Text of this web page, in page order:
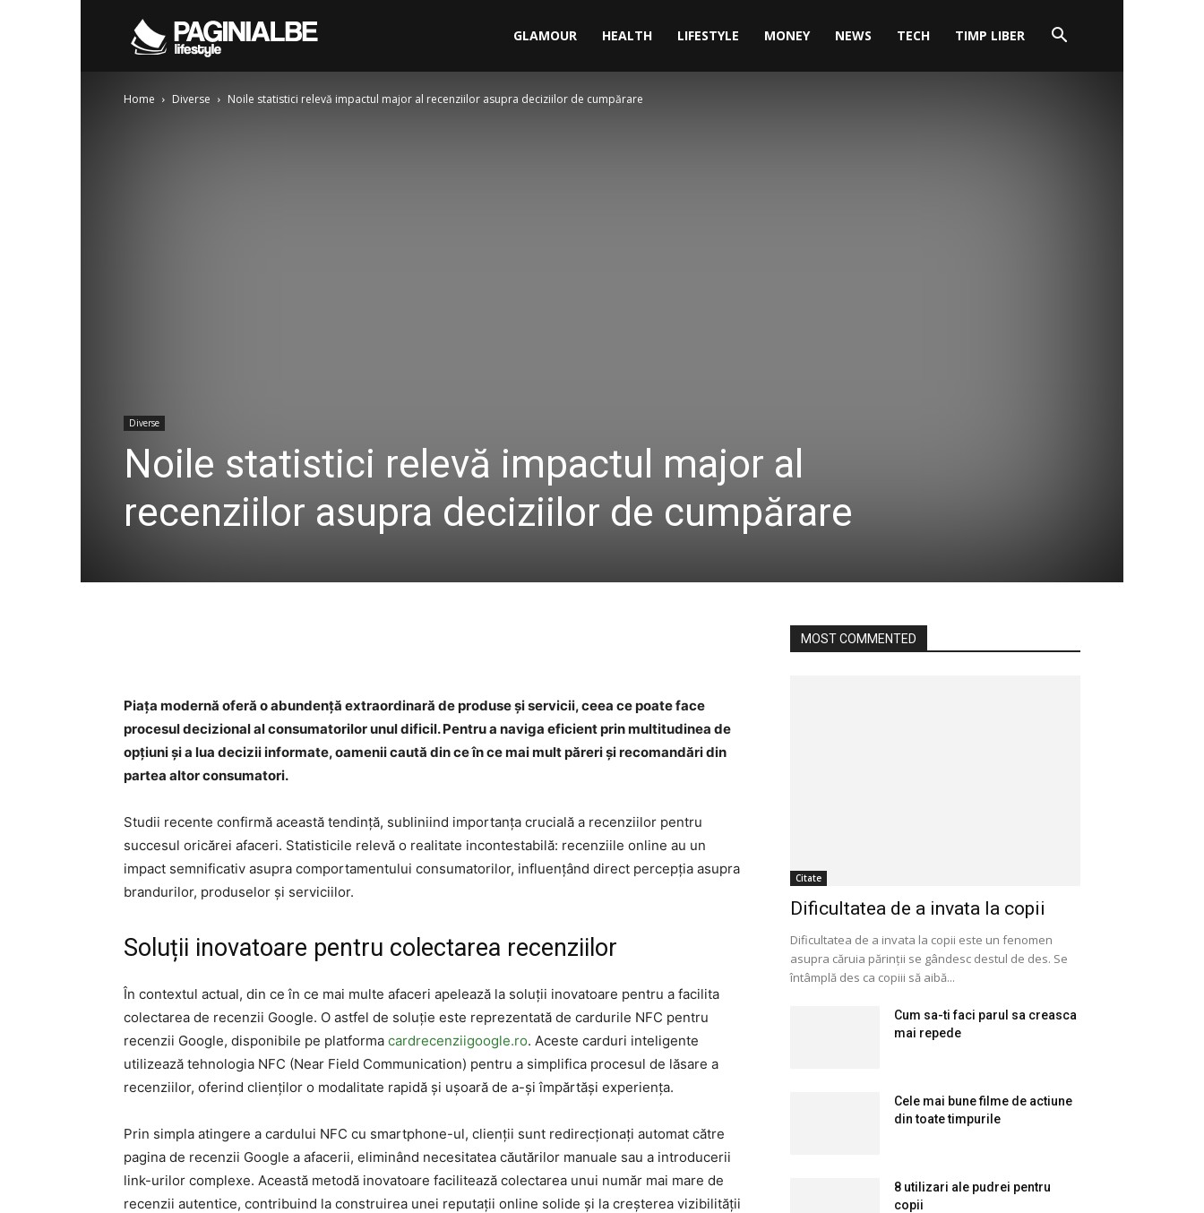
Albe
GLAMOUR HEALTH LIFESTYLE MONEY NEWS TECH TIMP LIBER
Home Diverse Noile statistici relevă impactul major al recenziilor asupra deciziilor de cumpărare
Diverse
Noile statistici relevă impactul major al
recenziilor asupra deciziilor de cumpărare
Piața modernă oferă o abundență extraordinară de produse și servicii, ceea ce poate face
procesul decizional al consumatorilor unul dificil. Pentru a naviga eficient prin multitudinea de
opțiuni și a lua decizii informate, oamenii caută din ce în ce mai mult păreri și recomandări din
partea altor consumatori.
Studii recente confirmă această tendință, subliniind importanța crucială a recenziilor pentru
succesul oricărei afaceri. Statisticile relevă o realitate incontestabilă: recenziile online au un
impact semnificativ asupra comportamentului consumatorilor, influențând direct percepția asupra
brandurilor, produselor și serviciilor.
Soluții inovatoare pentru colectarea recenziilor
În contextul actual, din ce în ce mai multe afaceri apelează la soluții inovatoare pentru a facilita
colectarea de recenzii Google. O astfel de soluție este reprezentată de cardurile NFC pentru
recenzii Google, disponibile pe platforma cardrecenziigoogle.ro. Aceste carduri inteligente
utilizează tehnologia NFC (Near Field Communication) pentru a simplifica procesul de lăsare a
recenziilor, oferind clienților o modalitate rapidă și ușoară de a-și împărtăși experiența.
Prin simpla atingere a cardului NFC cu smartphone-ul, clienții sunt redirecționați automat către
pagina de recenzii Google a afacerii, eliminând necesitatea căutărilor manuale sau a introducerii
link-urilor complexe. Această metodă inovatoare facilitează colectarea unui număr mai mare de
recenzii autentice, contribuind la construirea unei reputații online solide și la creșterea vizibilității
MOST COMMENTED
Citate
Dificultatea de a invata la copii
Dificultatea de a invata la copii este un fenomen
asupra căruia părinții se gândesc destul de des. Se
întâmplă des ca copiii să aibă...
Cum sa-ti faci parul sa creasca
mai repede
Cele mai bune filme de actiune
din toate timpurile
8 utilizari ale pudrei pentru
copii